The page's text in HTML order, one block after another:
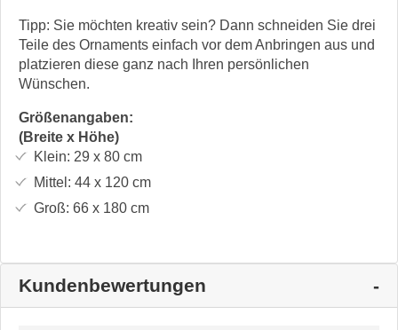
Tipp: Sie möchten kreativ sein? Dann schneiden Sie drei
Teile des Ornaments einfach vor dem Anbringen aus und
platzieren diese ganz nach Ihren persönlichen
Wünschen.
Größenangaben:
(Breite x Höhe)
Klein: 29 x 80cm
Mittel: 44 x 120cm
Groß: 66 x 180cm
Kundenbewertungen